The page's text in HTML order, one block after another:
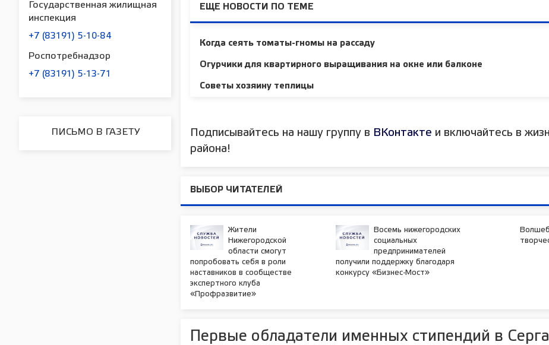
Государственная жилищная
инспекция
+7 (83191) 5-10-84
Роспотребнадзор
+7 (83191) 5-13-71
ПИСЬМО В ГАЗЕТУ
ЕЩЕ НОВОСТИ ПО ТЕМЕ
Когда сеять томаты-гномы на рассаду
Огурчики для квартирного выращивания на окне или балконе
Советы хозяину теплицы
Подписывайтесь на нашу группу в ВКонтакте и включайтесь в
района!
ВЫБОР ЧИТАТЕЛЕЙ
Жители
Нижегородской
области смогут
попробовать себя в роли
наставников в сообществе
экспертного клуба
«Профразвитие»
Восемь нижегородских
социальных
предпринимателей
получили поддержку благодаря
конкурсу «Бизнес-Мост»
Первые обладатели именных стипендий в